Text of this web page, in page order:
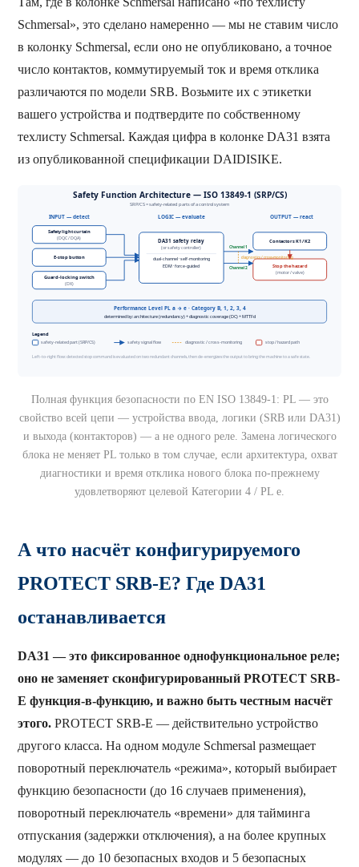
Schmersal», это сделано намеренно — мы не ставим число
в колонку Schmersal, если оно не опубликовано, а точное
число контактов, коммутируемый ток и время отклика
различаются по модели SRB. Возьмите их с этикетки
вашего устройства и подтвердите по собственному
техлисту Schmersal. Каждая цифра в колонке DA31 взята
из опубликованной спецификации DAIDISIKE.
Полная функция безопасности по EN ISO 13849-1: PL — это
свойство всей цепи — устройства ввода, логики (SRB или DA31)
и выхода (контакторов) — а не одного реле. Замена логического
блока не меняет PL только в том случае, если архитектура, охват
диагностики и время отклика нового блока по-прежнему
удовлетворяют целевой Категории 4 / PL e.
А что насчёт конфигурируемого
PROTECT SRB-E? Где DA31
останавливается
DA31 — это фиксированное однофункциональное реле;
оно не заменяет сконфигурированный PROTECT SRB-
E функция-в-функцию, и важно быть честным насчёт
этого. PROTECT SRB-E — действительно устройство
другого класса. На одном модуле Schmersal размещает
поворотный переключатель «режима», который выбирает
функцию безопасности (до 16 случаев применения),
поворотный переключатель «времени» для тайминга
отпускания (задержки отключения), а на более крупных
модулях — до 10 безопасных входов и 5 безопасных